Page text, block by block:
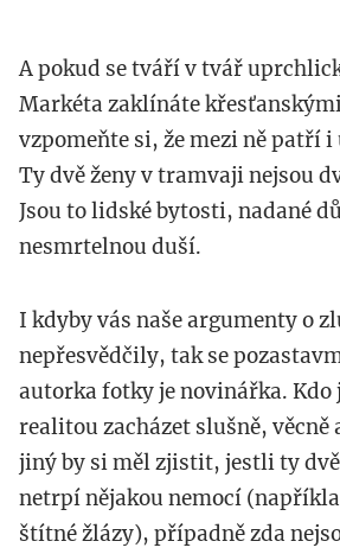
A pokud se tváří v tvář
Markéta zaklínáte
vzpomeňte si, že mezi ně patří
Ty dvě ženy v tramvaji nejsou
Jsou to lidské bytosti, nadané
nesmrtelnou duší.
I kdyby vás naše argumenty o
nepřesvědčily, tak se
autorka fotky je novinářka. Kdo
realitou zacházet slušně, věcně
jiný by si měl zjistit, jestli ty
netrpí nějakou nemocí
štítné žlázy), případně zda